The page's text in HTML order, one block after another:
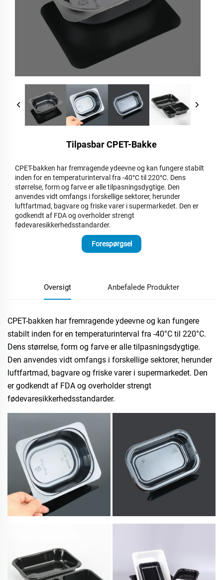
Tilpasbar CPET-Bakke
CPET-bakken har fremragende ydeevne og kan fungere stabilt
inden for en temperaturinterval fra -40°C til 220°C. Dens
størrelse, form og farve er alle tilpasningsdygtige. Den
anvendes vidt omfangs i forskellige sektorer, herunder
luftfartmad, bagvare og friske varer i supermarkedet. Den er
godkendt af FDA og overholder strengt
fødevaresikkerhedsstandarder.
Forespørgsel
Oversigt Anbefalede Produkter
CPET-bakken har fremragende ydeevne og kan fungere
stabilt inden for en temperaturinterval fra -40°C til 220°C.
Dens størrelse, form og farve er alle tilpasningsdygtige.
Den anvendes vidt omfangs i forskellige sektorer, herunder
luftfartmad, bagvare og friske varer i supermarkedet. Den
er godkendt af FDA og overholder strengt
fødevaresikkerhedsstandarder.